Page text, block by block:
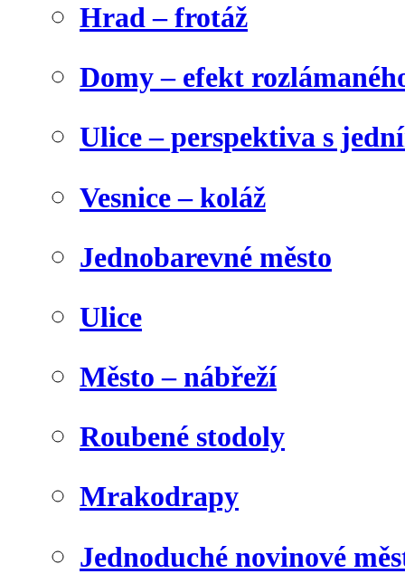
Hrad – frotáž
Domy – efekt
Ulice – perspektiva s
Vesnice – koláž
Jednobarevné město
Ulice
Město – nábřeží
Roubené stodoly
Mrakodrapy
Jednoduché novinové